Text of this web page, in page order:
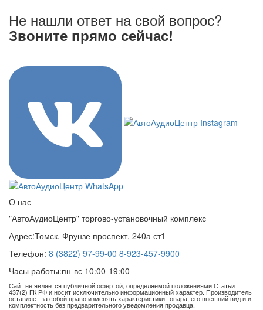
Не нашли ответ на свой вопрос?
Звоните прямо сейчас!
О нас
"АвтоАудиоЦентр" торгово-установочный комплекс
Адрес:Томск, Фрунзе проспект, 240а ст1
Телефон: 8 (3822) 97-99-00 8-923-457-9900
Часы работы:пн-вс 10:00-19:00
Сайт не является публичной офертой, определяемой положениями Статьи
437(2) ГК РФ и носит исключительно информационный характер. Производитель
оставляет за собой право изменять характеристики товара, его внешний вид и и
комплектность без предварительного уведомления продавца.